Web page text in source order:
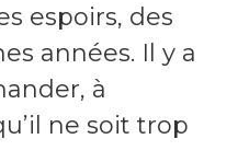
espoirs, des
années. Il y a
à
ne soit trop